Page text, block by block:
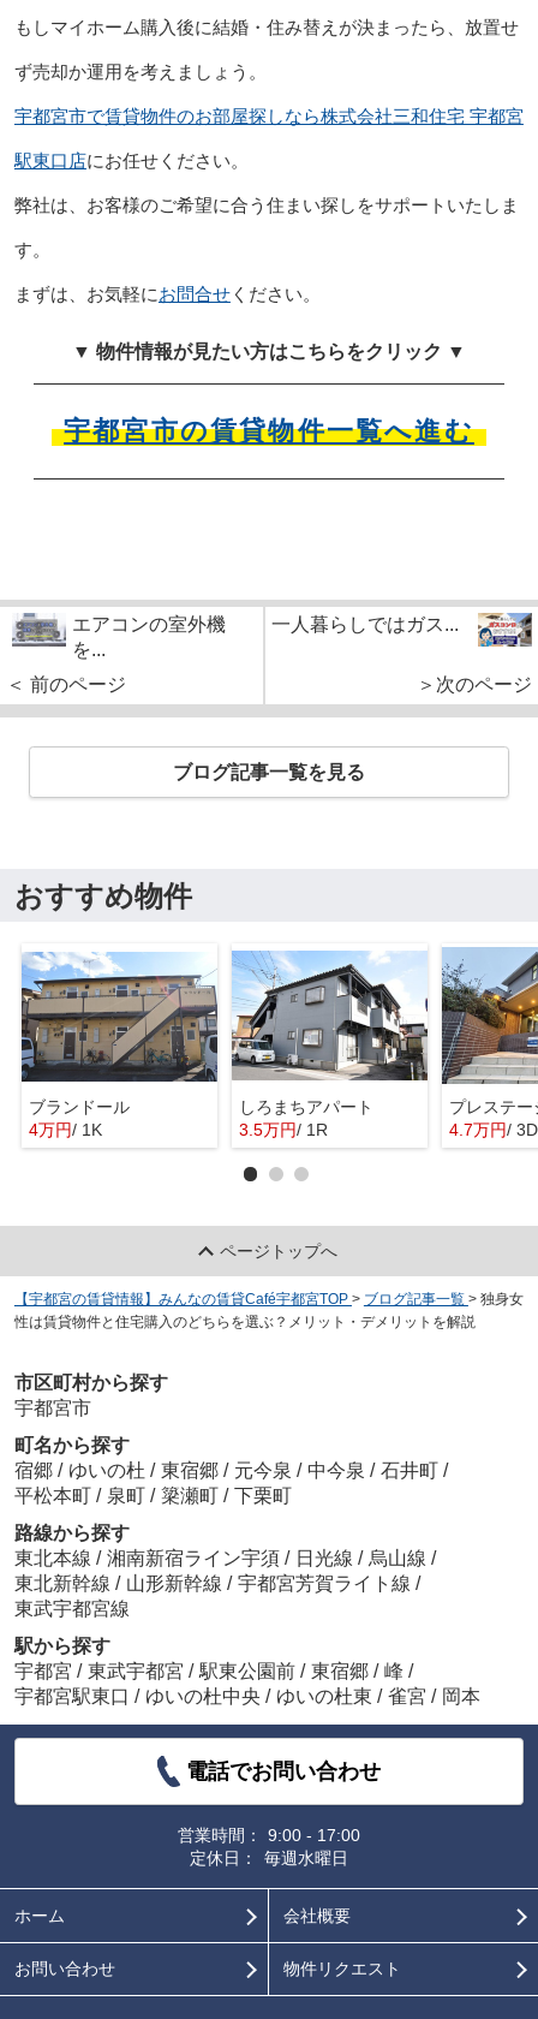
もしマイホーム購入後に結婚・住み替えが決まったら、放置せ
ず売却か運用を考えましょう。
宇都宮市で賃貸物件のお部屋探しなら株式会社三和住宅 宇都宮
駅東口店にお任せください。
弊社は、お客様のご希望に合う住まい探しをサポートいたしま
す。
まずは、お気軽にお問合せください。
▼ 物件情報が見たい方はこちらをクリック ▼
宇都宮市の賃貸物件一覧へ進む
エアコンの室外機
を...
＜ 前のページ
一人暮らしではガス...
＞次のページ
ブログ記事一覧を見る
おすすめ物件
ブランドール
4万円/ 1K
しろまちアパート
3.5万円/ 1R
プレステー
4.7万円/
ページトップへ
【宇都宮の賃貸情報】みんなの賃貸Café宇都宮TOP > ブログ記事一覧 > 独身女
性は賃貸物件と住宅購入のどちらを選ぶ？メリット・デメリットを解説
市区町村から探す
宇都宮市
町名から探す
宿郷 / ゆいの杜 / 東宿郷 / 元今泉 / 中今泉 / 石井町 /
平松本町 / 泉町 / 簗瀬町 / 下栗町
路線から探す
東北本線 / 湘南新宿ライン宇須 / 日光線 / 烏山線 /
東北新幹線 / 山形新幹線 / 宇都宮芳賀ライト線 /
東武宇都宮線
駅から探す
宇都宮 / 東武宇都宮 / 駅東公園前 / 東宿郷 / 峰 /
宇都宮駅東口 / ゆいの杜中央 / ゆいの杜東 / 雀宮 / 岡本
電話でお問い合わせ
営業時間：
9:00 - 17:00
定休日：
毎週水曜日
ホーム 会社概要
お問い合わせ 物件リクエスト